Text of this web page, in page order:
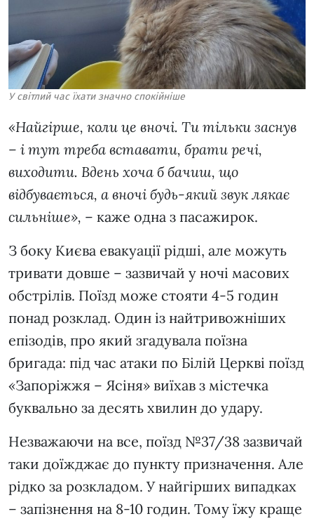
У світлий час їхати значно спокійніше
«Найгірше, коли це вночі. Ти тільки заснув
– і тут треба вставати, брати речі,
виходити. Вдень хоча б бачиш, що
відбувається, а вночі будь-який звук лякає
сильніше», – каже одна з пасажирок.
З боку Києва евакуації рідші, але можуть
тривати довше – зазвичай у ночі масових
обстрілів. Поїзд може стояти 4-5 годин
понад розклад. Один із найтривожніших
епізодів, про який згадувала поїзна
бригада: під час атаки по Білій Церкві поїзд
«Запоріжжя – Ясіня» виїхав з містечка
буквально за десять хвилин до удару.
Незважаючи на все, поїзд №37/38 зазвичай
таки доїжджає до пункту призначення. Але
рідко за розкладом. У найгірших випадках
– запізнення на 8-10 годин. Тому їжу краще